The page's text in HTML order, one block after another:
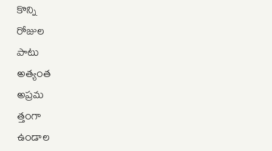
కొన్ని
రోజుల
పాటు
అత్యంత
అప్రమ
త్తంగా
ఉండాల